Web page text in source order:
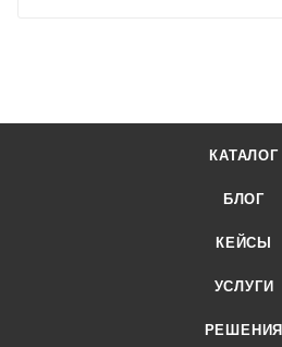
КАТАЛОГ
БЛОГ
КЕЙСЫ
УСЛУГИ
РЕШЕНИЯ